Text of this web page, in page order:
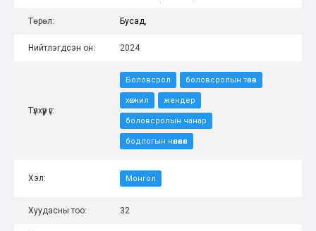
Төрөл: Бусад,
Нийтлэгдсэн он: 2024
Түлхүүр үг:
Боловсрол боловсролын төсөв
хөгжил жендер
боловсролын чанар
бодлогын нөлөөлөл
Хэл: Монгол
Хуудасны тоо: 32